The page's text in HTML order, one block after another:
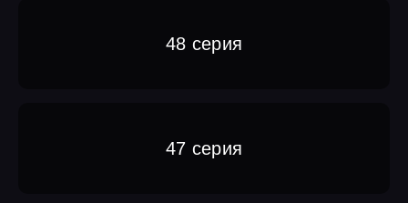
48 серия
47 серия